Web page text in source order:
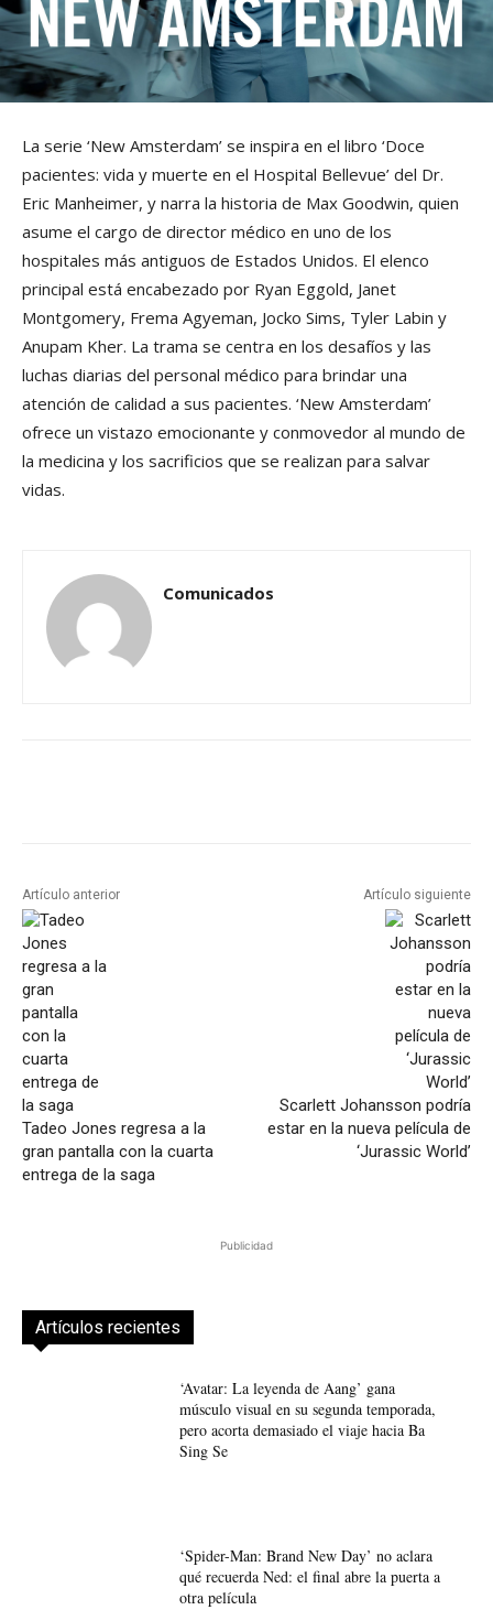
La serie ‘New Amsterdam’ se inspira en el libro ‘Doce
pacientes: vida y muerte en el Hospital Bellevue’ del Dr.
Eric Manheimer, y narra la historia de Max Goodwin, quien
asume el cargo de director médico en uno de los
hospitales más antiguos de Estados Unidos. El elenco
principal está encabezado por Ryan Eggold, Janet
Montgomery, Frema Agyeman, Jocko Sims, Tyler Labin y
Anupam Kher. La trama se centra en los desafíos y las
luchas diarias del personal médico para brindar una
atención de calidad a sus pacientes. ‘New Amsterdam’
ofrece un vistazo emocionante y conmovedor al mundo de
la medicina y los sacrificios que se realizan para salvar
vidas.
Comunicados
Artículo anterior
Tadeo Jones regresa a la
gran pantalla con la cuarta
entrega de la saga
Artículo siguiente
Scarlett Johansson podría
estar en la nueva película de
‘Jurassic World’
Publicidad
Artículos recientes
‘Avatar: La leyenda de Aang’ gana
músculo visual en su segunda temporada,
pero acorta demasiado el viaje hacia Ba
Sing Se
‘Spider-Man: Brand New Day’ no aclara
qué recuerda Ned: el final abre la puerta a
otra película